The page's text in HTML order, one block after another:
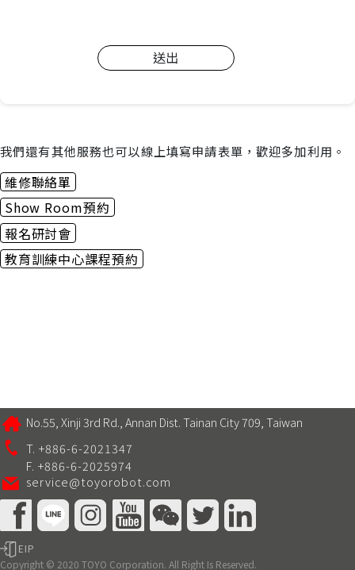
送出
我們還有其他服務也可以線上填寫申請表單，歡迎多加利用。
維修聯絡單
Show Room預約
報名研討會
教育訓練中心課程預約
No.55, Xinji 3rd Rd., Annan Dist. Tainan City 709, Taiwan
T. +886-6-2021347
F. +886-6-2025974
service@toyorobot.com
EIP
Copyright © 2020 TOYO Corporation. All Right Is Reserved.